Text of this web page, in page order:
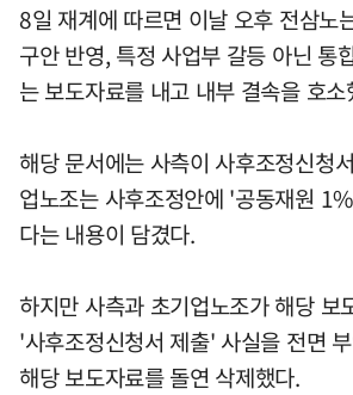
8일 재계에 따르면 이날 오후 전삼노
구안 반영, 특정 사업부 갈등 아닌 통
는 보도자료를 내고 내부 결속을 호소
해당 문서에는 사측이 사후조정신청
업노조는 사후조정안에 '공동재원
다는 내용이 담겼다.
하지만 사측과 초기업노조가 해당 보
'사후조정신청서 제출' 사실을 전면
해당 보도자료를 돌연 삭제했다.